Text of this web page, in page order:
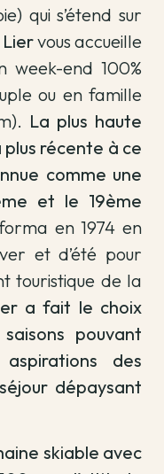
qui s’étend sur
vous accueille
week-end 100%
ou en famille
La plus haute
récente à ce
comme une
et le 19ème
en 1974 en
et d’été pour
touristique de la
a fait le choix
pouvant
des
dépaysant
skiable avec